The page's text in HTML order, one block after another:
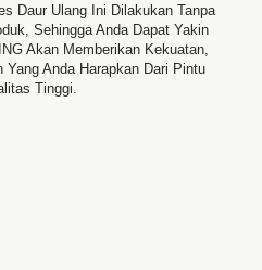
Daur Ulang Ini Dilakukan Tanpa
Sehingga Anda Dapat Yakin
Akan Memberikan Kekuatan,
Yang Anda Harapkan Dari Pintu
Tinggi.